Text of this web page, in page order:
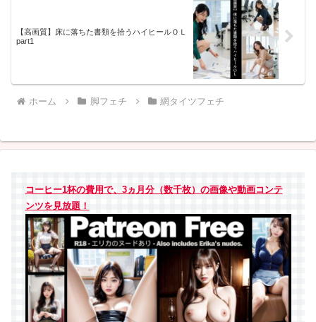
【高画質】床に落ちた書類を拾うハイヒールＯＬ
part1
ホーム 脚フェチ 網タイツフェチ
コーヒー1杯の費用で、3ヵ月分（数千枚）の画像や動画コンテ
ンツを見放題！